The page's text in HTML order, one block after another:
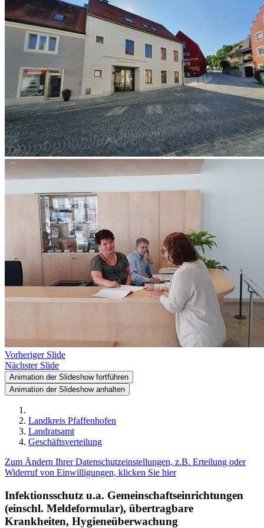
Vorheriger Slide
Nächster Slide
Animation der Slideshow fortführen
Animation der Slideshow anhalten
Landkreis Pfaffenhofen
Landratsamt
Geschäftsverteilung
Zum Ändern Ihrer Datenschutzeinstellungen, z.B. Erteilung oder
Widerruf von Einwilligungen, klicken Sie hier
Infektionsschutz u.a. Gemeinschaftseinrichtungen
(einschl. Meldeformular), übertragbare
Krankheiten, Hygieneüberwachung